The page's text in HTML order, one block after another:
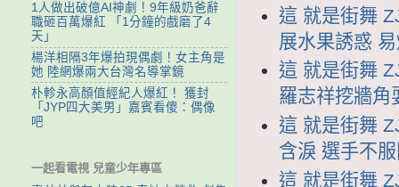
這 就是街舞
展水果誘惑
這 就是街舞
羅志祥挖牆角
這 就是街舞
含淚 選手不
這 就是街舞
1人做出破億AI神劇！9年級奶爸辭
職砸百萬爆紅 「1分鐘的戲磨了4
天」
楊洋相隔3年爆拍現偶劇！女主角是
她 陸網爆兩大台灣名導掌鏡
朴軫永高顏值經紀人爆紅！ 獲封
「JYP四大美男」嘉賓看傻：偶像
吧
一起看電視 兒童少年專區